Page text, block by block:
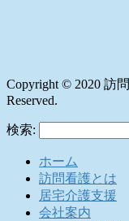
Copyright © 2020 訪
Reserved.
検索:
ホーム
訪問看護とは
居宅介護支援
会社案内